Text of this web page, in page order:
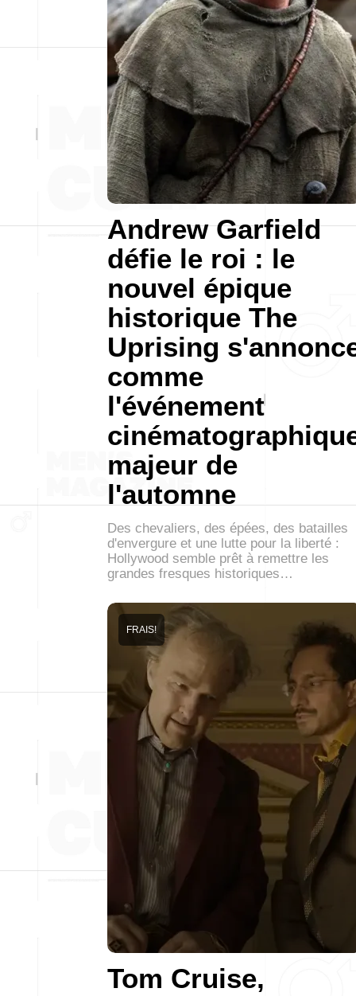
Andrew Garfield
défie le roi : le
nouvel épique
historique The
Uprising
comme
l'événement
majeur de
l'automne
Des chevaliers, des épées, des batailles
d'envergure et une lutte pour la liberté :
Hollywood semble prêt à remettre les
grandes fresques historiques…
Tom Cruise,
FRAIS!